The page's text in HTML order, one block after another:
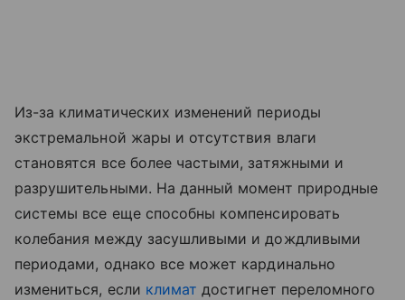
Из-за климатических изменений периоды
экстремальной жары и отсутствия влаги
становятся все более частыми, затяжными и
разрушительными. На данный момент природные
системы все еще способны компенсировать
колебания между засушливыми и дождливыми
периодами, однако все может кардинально
измениться, если климат достигнет переломного